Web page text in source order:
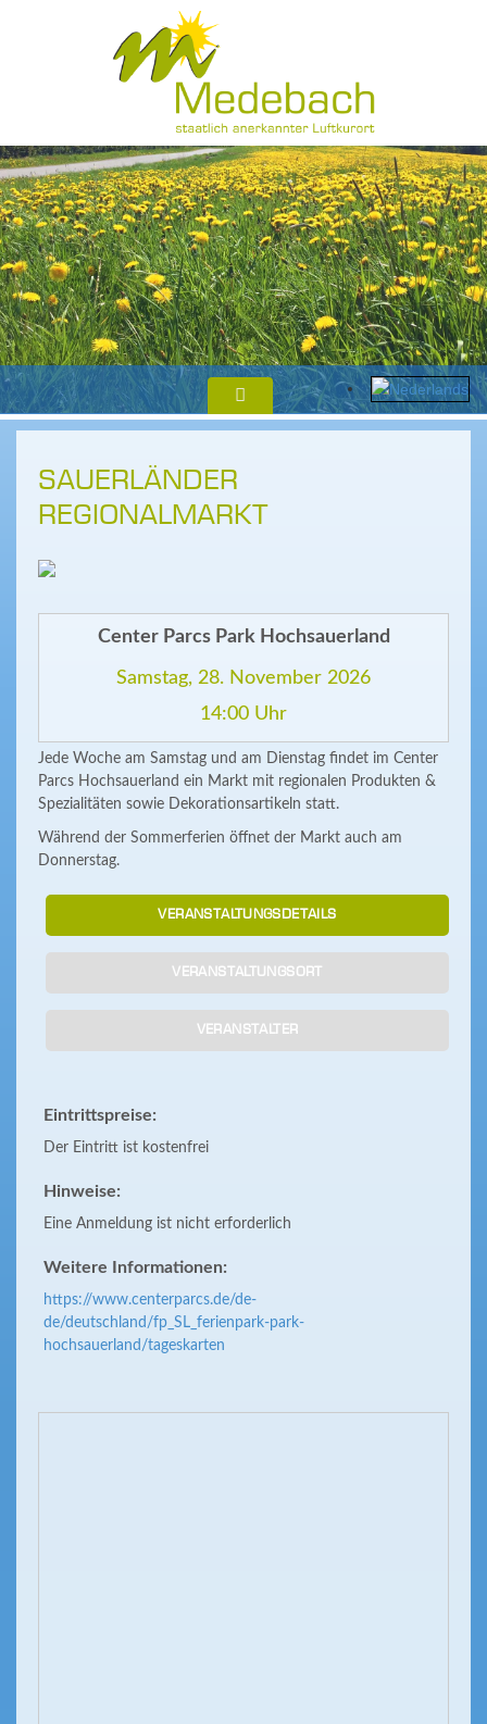
SAUERLÄNDER
REGIONALMARKT
Center Parcs Park Hochsauerland
Samstag, 28. November 2026
14:00 Uhr
Jede Woche am Samstag und am Dienstag findet im Center
Parcs Hochsauerland ein Markt mit regionalen Produkten &
Spezialitäten sowie Dekorationsartikeln statt.
Während der Sommerferien öffnet der Markt auch am
Donnerstag.
VERANSTALTUNGSDETAILS
VERANSTALTUNGSORT
VERANSTALTER
Eintrittspreise:
Der Eintritt ist kostenfrei
Hinweise:
Eine Anmeldung ist nicht erforderlich
Weitere Informationen:
https://www.centerparcs.de/de-
de/deutschland/fp_SL_ferienpark-park-
hochsauerland/tageskarten